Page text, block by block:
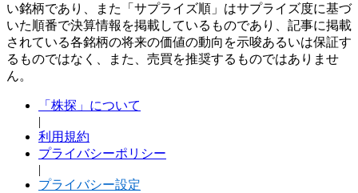
い銘柄であり、また「サプライズ順」はサプライズ度に基づ
いた順番で決算情報を掲載しているものであり、記事に掲載
されている各銘柄の将来の価値の動向を示唆あるいは保証す
るものではなく、また、売買を推奨するものではありませ
ん。
「株探」について
|
利用規約
プライバシーポリシー
|
プライバシー設定